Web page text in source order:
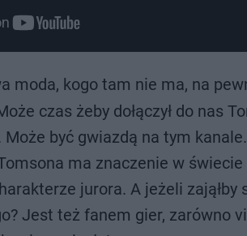
moda, kogo tam nie ma, na
czas żeby dołączył do nas
Może być gwiazdą na tym kanale.
ma znaczenie w
jurora. A jeżeli
Jest też fanem gier, zarówno